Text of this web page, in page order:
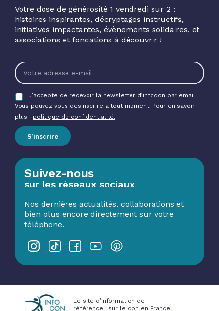
Votre dose de générosité 1 vendredi sur 2 :
histoires inspirantes, décryptages instructifs,
initiatives impactantes, évènements solidaires, et
associations et fondations à découvrir !
J’accepte de recevoir la newsletter d’infodon par email.
Vous pouvez vous désinscrire à tout moment. Pour en savoir
plus : politique de confidentialité.
S’inscrire
Suivez-nous
sur les réseaux sociaux
Nos dernières actualités, collaborations et
bien plus encore directement sur votre
téléphone.
Le site d’information de
référence sur le don en France